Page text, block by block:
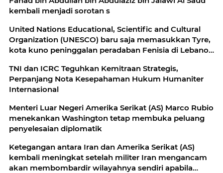
kembali menjadi sorotan s
United Nations Educational, Scientific and Cultural
Organization (UNESCO) baru saja memasukkan Tyre,
kota kuno peninggalan peradaban Fenisia di Lebanon
TNI dan ICRC Teguhkan Kemitraan Strategis,
Perpanjang Nota Kesepahaman Hukum Humaniter
Internasional
Menteri Luar Negeri Amerika Serikat (AS) Marco Rubio
menekankan Washington tetap membuka peluang
penyelesaian diplomatik
Ketegangan antara Iran dan Amerika Serikat (AS)
kembali meningkat setelah militer Iran mengancam
akan membombardir wilayahnya sendiri apabila